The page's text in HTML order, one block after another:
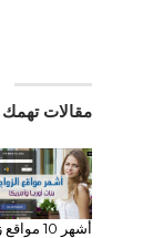
مقالات تهمك
أشهر 10 مواقع زواج بفتيات من أوربا و أمريكا – الزواج…